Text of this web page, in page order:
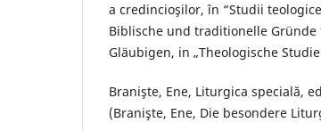
a credincioşilor, în “Studii
Biblische und traditionelle
Gläubigen, in „Theologische
Branişte, Ene, Liturgica specială,
(Branişte, Ene, Die besondere